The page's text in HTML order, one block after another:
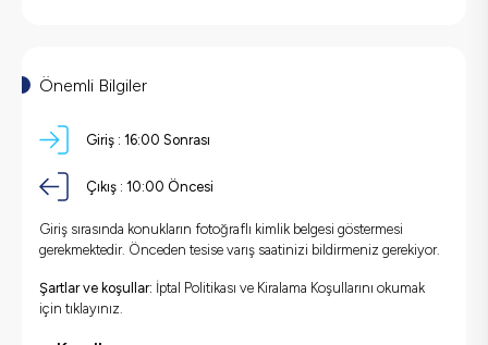
Önemli Bilgiler
Giriş : 16:00 Sonrası
Çıkış : 10:00 Öncesi
Giriş sırasında konukların fotoğraflı kimlik belgesi göstermesi
gerekmektedir. Önceden tesise varış saatinizi bildirmeniz gerekiyor.
Şartlar ve koşullar: İptal Politikası ve Kiralama Koşullarını okumak
için tıklayınız.